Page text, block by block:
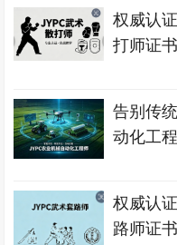
权威认
打师证
告别传
动化工
权威认
路师证